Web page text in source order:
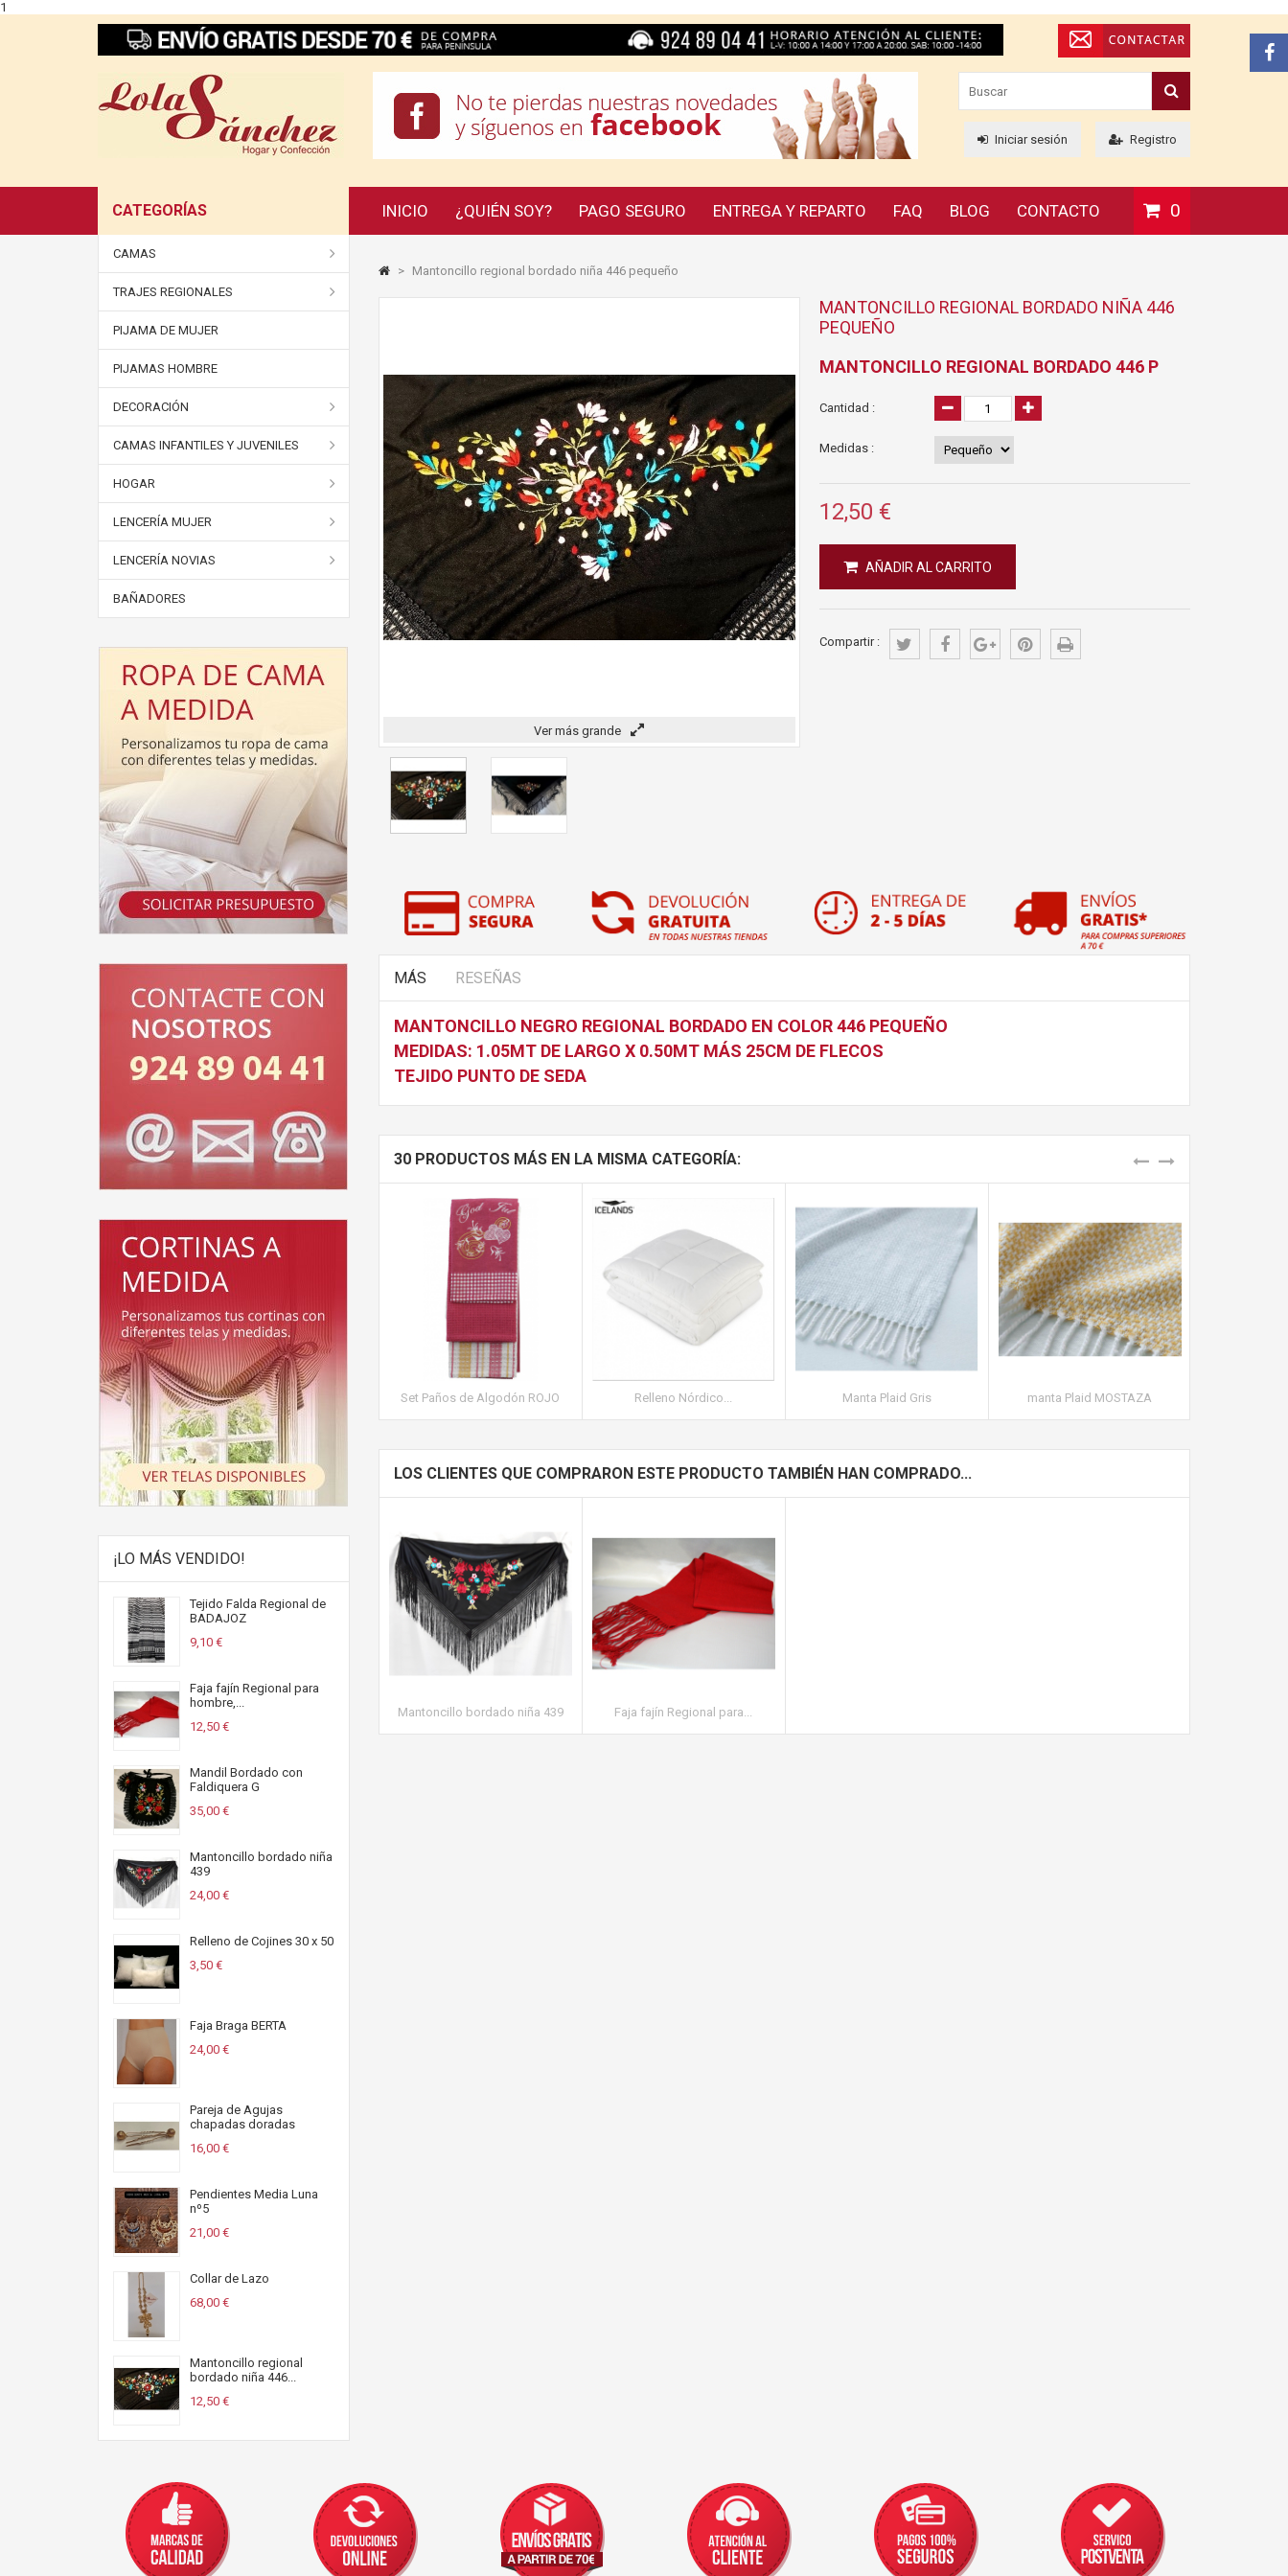
1
Iniciar sesión Registro
CATEGORÍAS INICIO ¿QUIÉN SOY? PAGO SEGURO ENTREGA Y REPARTO FAQ BLOG CONTACTO 0
CAMAS
TRAJES REGIONALES
PIJAMA DE MUJER
PIJAMAS HOMBRE
DECORACIÓN
CAMAS INFANTILES Y JUVENILES
HOGAR
LENCERÍA MUJER
LENCERÍA NOVIAS
BAÑADORES
¡LO MÁS VENDIDO!
Tejido Falda Regional de
BADAJOZ
9,10 €
Faja fajín Regional para
hombre,...
12,50 €
Mandil Bordado con
Faldiquera G
35,00 €
Mantoncillo bordado niña
439
24,00 €
Relleno de Cojines 30 x 50
3,50 €
Faja Braga BERTA
24,00 €
Pareja de Agujas
chapadas doradas
16,00 €
Pendientes Media Luna
nº5
21,00 €
Collar de Lazo
68,00 €
Mantoncillo regional
bordado niña 446...
12,50 €
> Mantoncillo regional bordado niña 446 pequeño
Ver más grande
MANTONCILLO REGIONAL BORDADO NIÑA 446
PEQUEÑO
MANTONCILLO REGIONAL BORDADO 446 P
Cantidad :
Medidas :
12,50 €
AÑADIR AL CARRITO
Compartir :
MÁS RESEÑAS
MANTONCILLO NEGRO REGIONAL BORDADO EN COLOR 446 PEQUEÑO
MEDIDAS: 1.05MT DE LARGO X 0.50MT MÁS 25CM DE FLECOS
TEJIDO PUNTO DE SEDA
30 PRODUCTOS MÁS EN LA MISMA CATEGORÍA:
Set Paños de Algodón ROJO Relleno Nórdico... Manta Plaid Gris manta Plaid MOSTAZA
LOS CLIENTES QUE COMPRARON ESTE PRODUCTO TAMBIÉN HAN COMPRADO...
Mantoncillo bordado niña 439 Faja fajín Regional para...